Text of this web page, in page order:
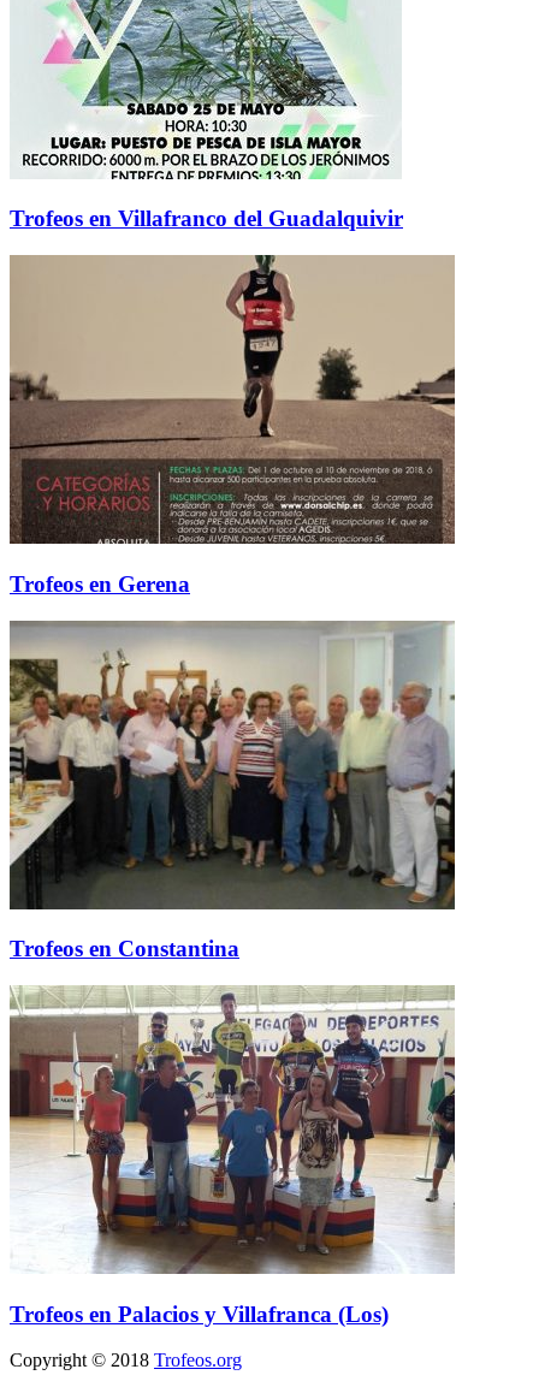
Trofeos en Villafranco del Guadalquivir
Trofeos en Gerena
Trofeos en Constantina
Trofeos en Palacios y Villafranca (Los)
Copyright © 2018 Trofeos.org